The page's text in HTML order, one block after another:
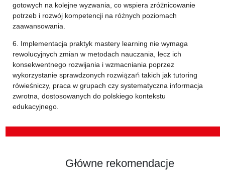
gotowych na kolejne wyzwania, co wspiera zróżnicowanie
potrzeb i rozwój kompetencji na różnych poziomach
zaawansowania.
6. Implementacja praktyk mastery learning nie wymaga
rewolucyjnych zmian w metodach nauczania, lecz ich
konsekwentnego rozwijania i wzmacniania poprzez
wykorzystanie sprawdzonych rozwiązań takich jak tutoring
rówieśniczy, praca w grupach czy systematyczna informacja
zwrotna, dostosowanych do polskiego kontekstu
edukacyjnego.
Główne rekomendacje